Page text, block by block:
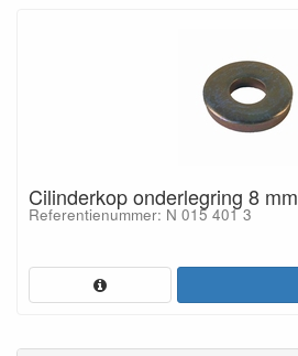
Cilinderkop onderlegring 8 mm
Referentienummer: N 015 401 3